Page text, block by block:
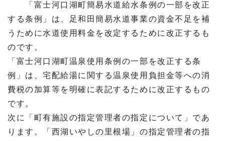
「富士河口湖町簡易水道給水条例の一部を改正
する条例」は、足和田簡易水道事業の資金不足を補
うために水道使用料金を改定するために改正するも
のです。
「富士河口湖町温泉使用条例の一部を改正する条
例」は、宅配給湯に関する温泉使用負担金等への消
費税の加算等を明確に表記するために改正するもの
です。
次に「町有施設の指定管理者の指定について」であ
ります。「西湖いやしの里根場」の指定管理者の指